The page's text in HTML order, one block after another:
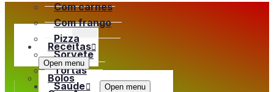
Com carnes
Com frango
Pizza
Sorvete
Tortas
Saúde
Open menu
Receitas
Open menu
Bolos